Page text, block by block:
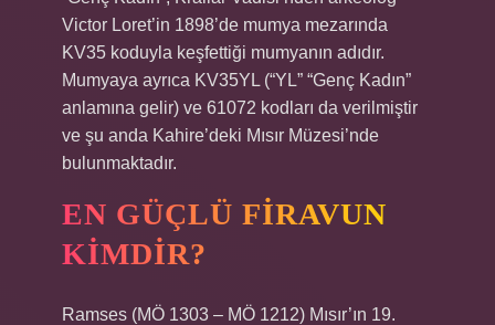
Victor Loret’in 1898’de mumya mezarında
KV35 koduyla keşfettiği mumyanın adıdır.
Mumyaya ayrıca KV35YL (“YL” “Genç Kadın”
anlamına gelir) ve 61072 kodları da verilmiştir
ve şu anda Kahire’deki Mısır Müzesi’nde
bulunmaktadır.
EN GÜÇLÜ FIRAVUN
KIMDIR?
Ramses (MÖ 1303 – MÖ 1212) Mısır’ın 19.